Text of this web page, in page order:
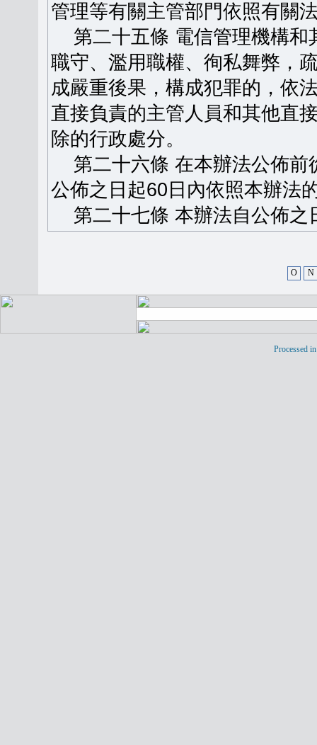
管理等有關主管部門依照有關
第二十五條 電信管理機構和
職守、濫用職權、徇私舞弊，
成嚴重後果，構成犯罪的，依
直接負責的主管人員和其他直
除的行政處分。
第二十六條 在本辦法公佈前
公佈之日起60日內依照本辦法
第二十七條 本辦法自公佈之
O N
Processed